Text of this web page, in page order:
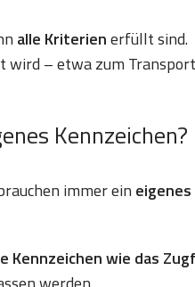
alle Kriterienerfüllt sind.
– etwa zum
Kennzeichen?
immer ein
Kennzeichen wie das